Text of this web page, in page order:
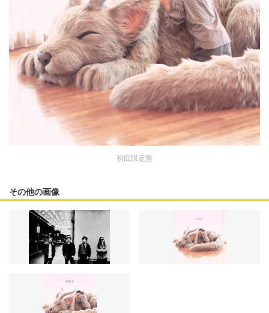
初回限定盤
その他の画像